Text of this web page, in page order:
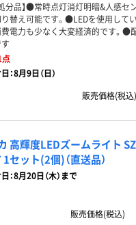
分品】●常時点灯消灯明暗&人感セ
り替え可能です。●LEDを使用して
電力も少なく大変経済的です。●
点
：8月9日（日）
販売価格(税込)
高輝度LEDズームライト
セット(2個)（直送品）
：8月20日（木）まで
販売価格(税込)